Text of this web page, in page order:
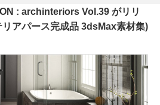
: archinteriors Vol.39 がリリ
リアパース完成品 3dsMax素材集)